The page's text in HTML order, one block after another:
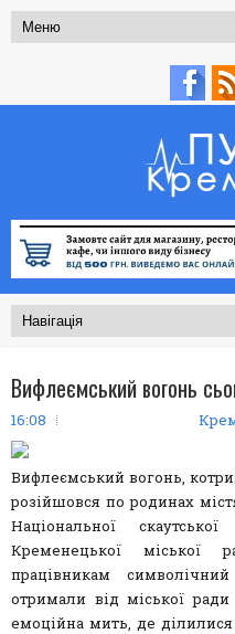
Вифлеємський вогонь
16:08
Вифлеємський вогонь,
розійшовся по родинах
Національної
Кременецької міської
працівникам
отримали від міської
емоційна мить, де